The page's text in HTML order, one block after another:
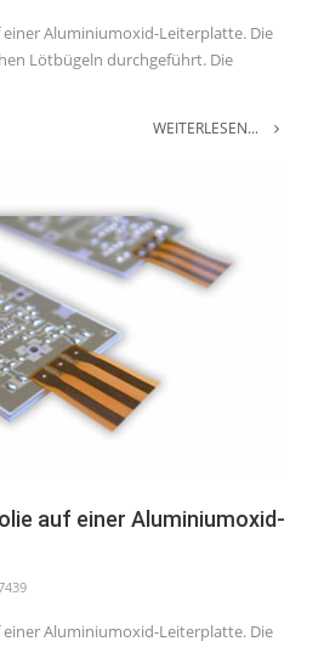
Aluminiumoxid-Leiterplatte. Die
Lötbügeln durchgeführt. Die
WEITERLESEN...
auf einer Aluminiumoxid-
Aluminiumoxid-Leiterplatte. Die